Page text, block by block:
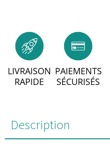
LIVRAISON
RAPIDE
PAIEMENTS
SÉCURISÉS
Description